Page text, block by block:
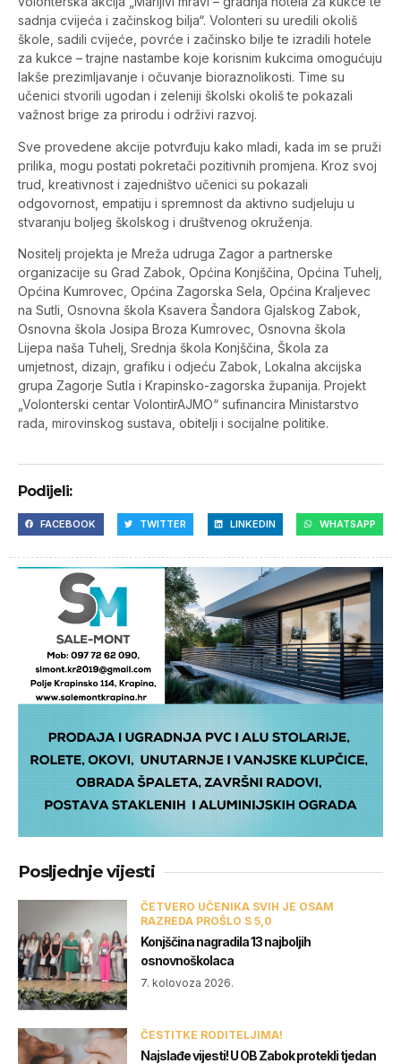
sadnja cvijeća i začinskog bilja“. Volonteri su uredili okoliš
škole, sadili cvijeće, povrće i začinsko bilje te izradili hotele
za kukce – trajne nastambe koje korisnim kukcima omogućuju
lakše prezimljavanje i očuvanje bioraznolikosti. Time su
učenici stvorili ugodan i zeleniji školski okoliš te pokazali
važnost brige za prirodu i održivi razvoj.
Sve provedene akcije potvrđuju kako mladi, kada im se pruži
prilika, mogu postati pokretači pozitivnih promjena. Kroz svoj
trud, kreativnost i zajedništvo učenici su pokazali
odgovornost, empatiju i spremnost da aktivno sudjeluju u
stvaranju boljeg školskog i društvenog okruženja.
Nositelj projekta je Mreža udruga Zagor a partnerske
organizacije su Grad Zabok, Općina Konjščina, Općina Tuhelj,
Općina Kumrovec, Općina Zagorska Sela, Općina Kraljevec
na Sutli, Osnovna škola Ksavera Šandora Gjalskog Zabok,
Osnovna škola Josipa Broza Kumrovec, Osnovna škola
Lijepa naša Tuhelj, Srednja škola Konjščina, Škola za
umjetnost, dizajn, grafiku i odjeću Zabok, Lokalna akcijska
grupa Zagorje Sutla i Krapinsko-zagorska županija. Projekt
„Volonterski centar VolontirAJMO“ sufinancira Ministarstvo
rada, mirovinskog sustava, obitelji i socijalne politike.
Podijeli:
FACEBOOK TWITTER LINKEDIN WHATSAPP
Posljednje vijesti
ČETVERO UČENIKA SVIH JE OSAM
RAZREDA PROŠLO S 5,0
Konjščina nagradila 13 najboljih
osnovnoškolaca
7. kolovoza 2026.
ČESTITKE RODITELJIMA!
Najslađe vijesti! U OB Zabok protekli tjedan